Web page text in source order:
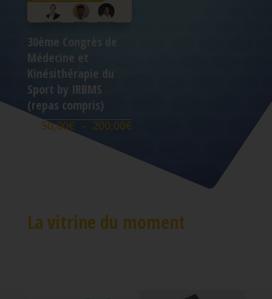
30ème Congrès de
Médecine et
Kinésithérapie du
Sport by IRBMS
(repas compris)
50,00€ – 200,00€Plage
50,00€
La vitrine du moment